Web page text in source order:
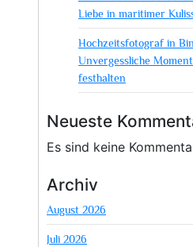
Liebe in maritimer
Hochzeitsfotograf in
Unvergessliche
festhalten
Neueste
Es sind keine
Archiv
August 2026
Juli 2026